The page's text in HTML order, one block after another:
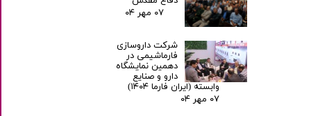
۰۷ مهر ۰۴
شرکت داروسازی
فارماشیمی در
دهمین نمایشگاه
دارو و صنایع
وابسته (ایران فارما ۱۴۰۴)
۰۷ مهر ۰۴